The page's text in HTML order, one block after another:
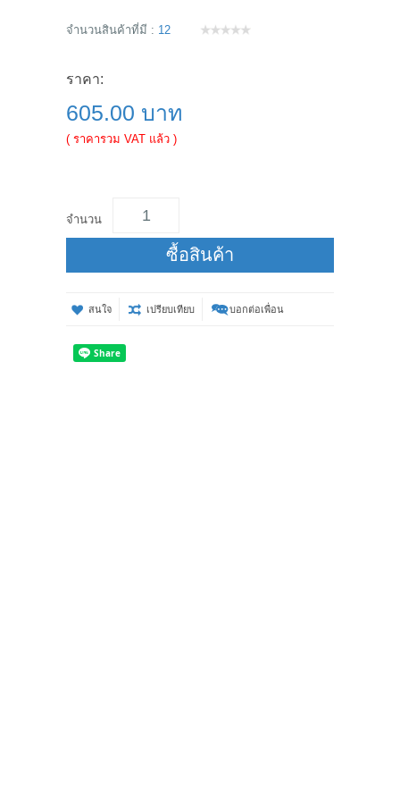
จำนวนสินค้าที่มี : 12
ราคา:
605.00 บาท
( ราคารวม VAT แล้ว )
จำนวน
ซื้อสินค้า
สนใจ เปรียบเทียบ บอกต่อเพื่อน